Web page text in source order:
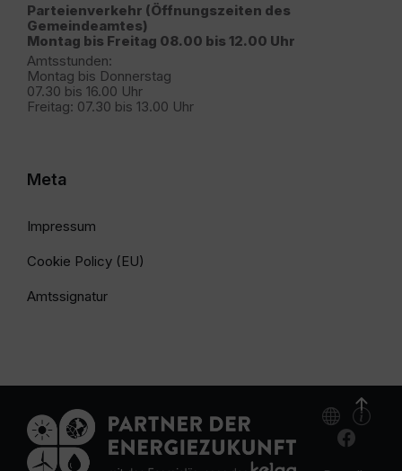
Parteienverkehr (Öffnungszeiten des
Gemeindeamtes)
Montag bis Freitag 08.00 bis 12.00 Uhr
Amtsstunden:
Montag bis Donnerstag
07.30 bis 16.00 Uhr
Freitag: 07.30 bis 13.00 Uhr
Meta
Impressum
Cookie Policy (EU)
Amtssignatur